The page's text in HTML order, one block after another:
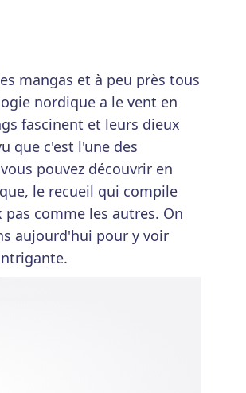
mangas et à peu près tous
nordique a le vent en
fascinent et leurs dieux
que c'est l'une des
pouvez découvrir en
le recueil qui compile
comme les autres. On
aujourd'hui pour y voir